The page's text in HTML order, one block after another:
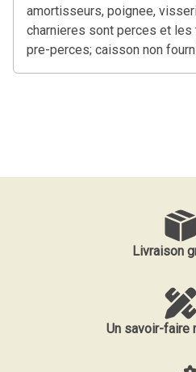
amortisseurs, poignee,
charnieres sont perces et
pre-perces; caisson non
Livraison
Un savoir-faire